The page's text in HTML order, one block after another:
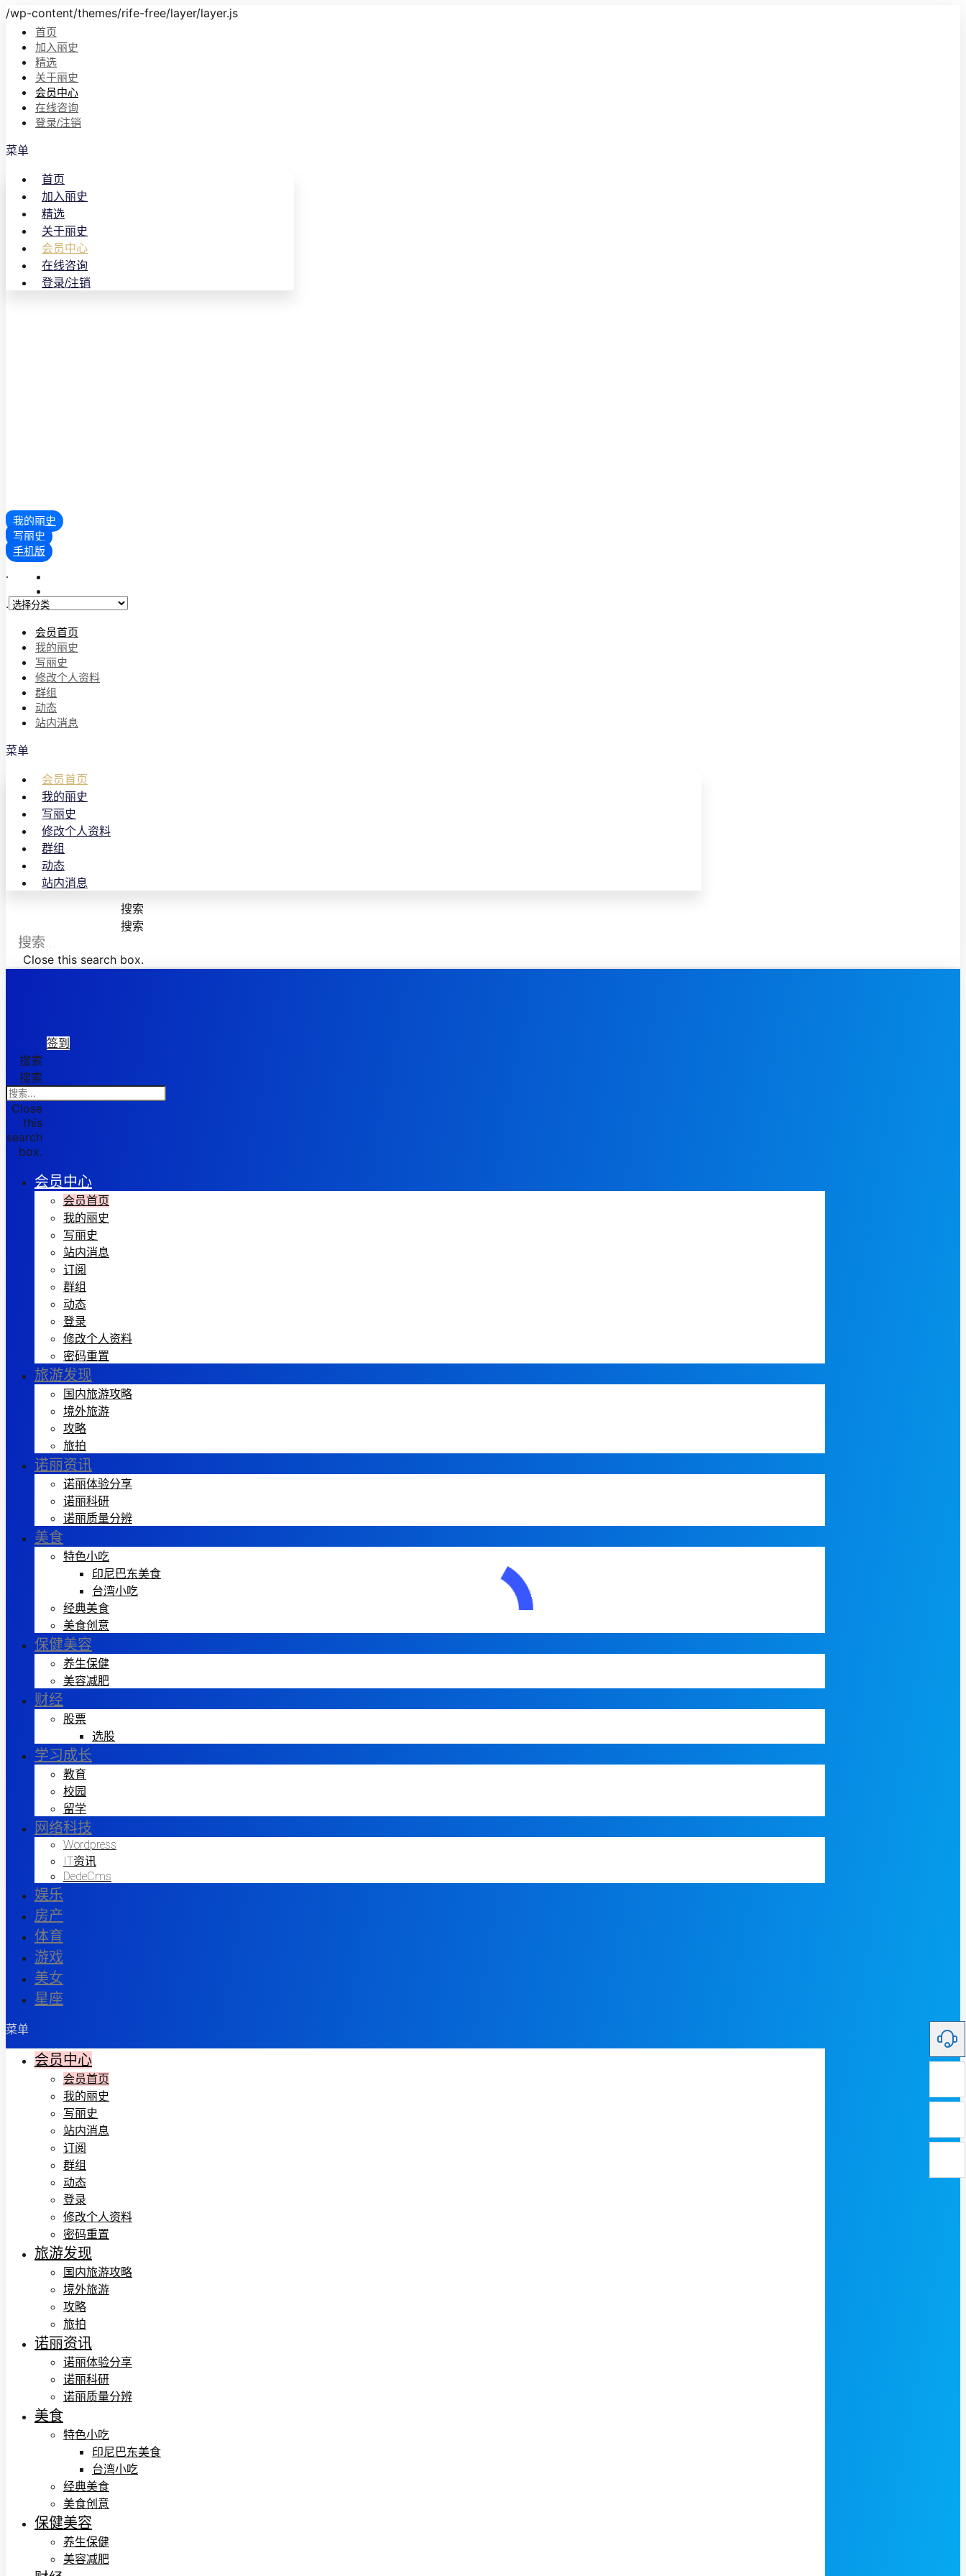
/wp-content/themes/rife-free/layer/layer.js
首页
加入丽史
精选
关于丽史
会员中心
在线咨询
登录/注销
菜单
首页
加入丽史
精选
关于丽史
会员中心
在线咨询
登录/注销
我的丽史
写丽史
手机版
.
.
会员首页
我的丽史
写丽史
修改个人资料
群组
动态
站内消息
菜单
会员首页
我的丽史
写丽史
修改个人资料
群组
动态
站内消息
搜索
搜索
Close this search box.
签到
搜索
搜索
Close
this
search
box.
会员中心
会员首页
我的丽史
写丽史
站内消息
订阅
群组
动态
登录
修改个人资料
密码重置
旅游发现
国内旅游攻略
境外旅游
攻略
旅拍
诺丽资讯
诺丽体验分享
诺丽科研
诺丽质量分辨
美食
特色小吃
印尼巴东美食
台湾小吃
经典美食
美食创意
保健美容
养生保健
美容减肥
财经
股票
选股
学习成长
教育
校园
留学
网络科技
Wordpress
IT资讯
DedeCms
娱乐
房产
体育
游戏
美女
星座
菜单
会员中心
会员首页
我的丽史
写丽史
站内消息
订阅
群组
动态
登录
修改个人资料
密码重置
旅游发现
国内旅游攻略
境外旅游
攻略
旅拍
诺丽资讯
诺丽体验分享
诺丽科研
诺丽质量分辨
美食
特色小吃
印尼巴东美食
台湾小吃
经典美食
美食创意
保健美容
养生保健
美容减肥